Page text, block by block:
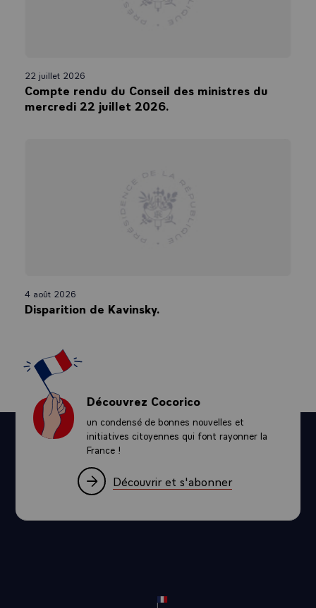
22 juillet 2026
Compte rendu du Conseil des ministres du
mercredi 22 juillet 2026.
4 août 2026
Disparition de Kavinsky.
Découvrez Cocorico
un condensé de bonnes nouvelles et
initiatives citoyennes qui font rayonner la
France !
Découvrir et s'abonner